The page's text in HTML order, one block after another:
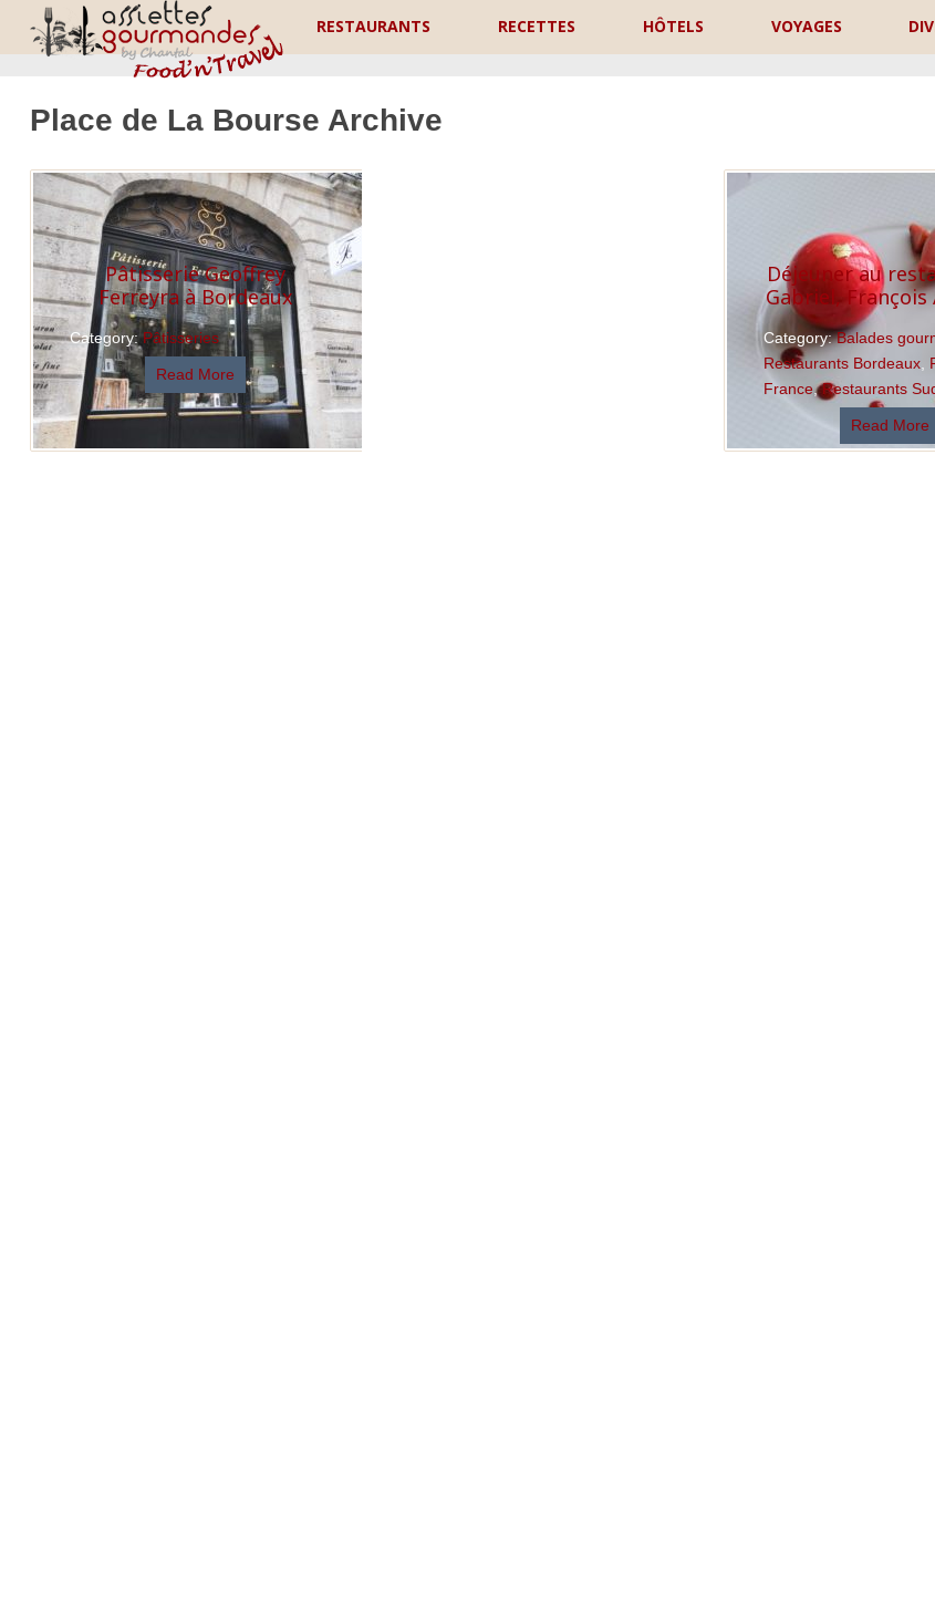
RESTAURANTS RECETTES HÔTELS VOYAGES
Place de La Bourse Archive
Pâtisserie Geoffrey
Ferreyra à Bordeaux
Category:Pâtisseries
Read More
Déjeuner au
Gabriel, François
Category:Balades
Restaurants Bordeaux
France,Restaurants
Read More